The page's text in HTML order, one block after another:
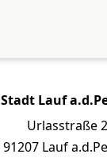
Stadt Lauf
Urlasstraße
91207 Lauf